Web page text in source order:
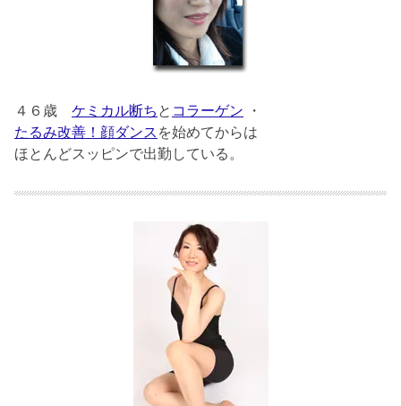
４６歳 ケミカル断ち と コラーゲン ・
たるみ改善！顔ダンス を始めてからは
ほとんどスッピンで出勤している。